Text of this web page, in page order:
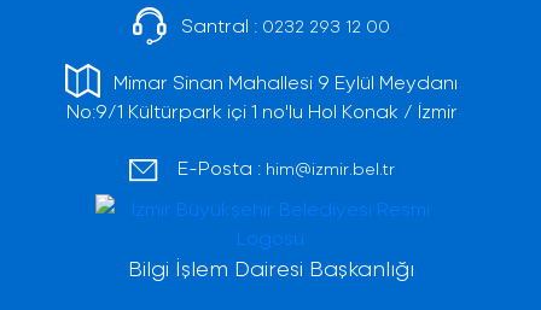
Santral : 0232 293 12 00
Mimar Sinan Mahallesi 9 Eylül Meydanı
No:9/1 Kültürpark içi 1 no'lu Hol Konak / İzmir
E-Posta : him@izmir.bel.tr
Bilgi İşlem Dairesi Başkanlığı